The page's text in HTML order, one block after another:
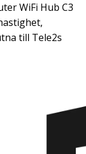
WiFi Hub C3
till Tele2s